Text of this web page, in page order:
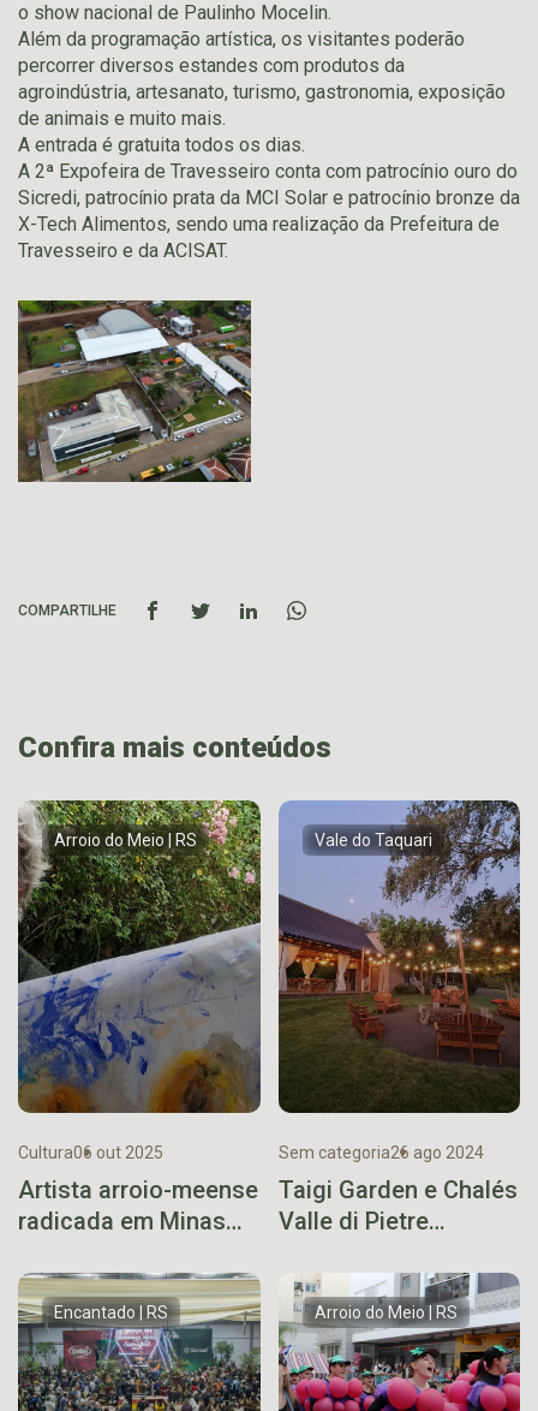
o show nacional de Paulinho Mocelin.
Além da programação artística, os visitantes poderão
percorrer diversos estandes com produtos da
agroindústria, artesanato, turismo, gastronomia, exposição
de animais e muito mais.
A entrada é gratuita todos os dias.
A 2ª Expofeira de Travesseiro conta com patrocínio ouro do
Sicredi, patrocínio prata da MCI Solar e patrocínio bronze da
X-Tech Alimentos, sendo uma realização da Prefeitura de
Travesseiro e da ACISAT.
COMPARTILHE
Confira mais conteúdos
Arroio do Meio | RS
Cultura06 out 2025
Artista arroio-meense
radicada em Minas
do Museu
Vale do Taquari
Sem categoria26 ago 2024
Taigi Garden e Chalés
Valle di Pietre
Encantado | RS Arroio do Meio | RS